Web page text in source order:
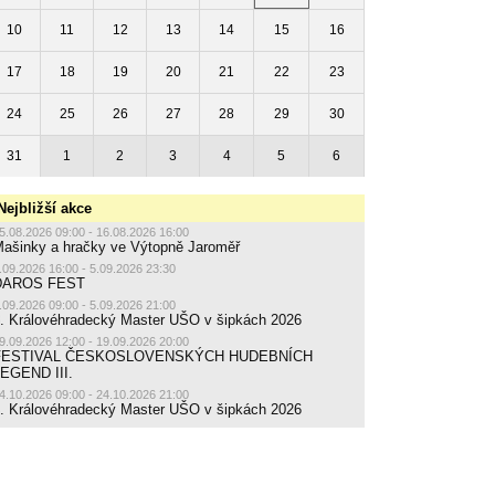
10 11 12 13 14 15 16
17 18 19 20 21 22 23
24 25 26 27 28 29 30
31 1 2 3 4 5 6
Nejbližší akce
09:00 - 16.08.2026 16:00
a hračky ve Výtopně Jaroměř
16:00 - 5.09.2026 23:30
FEST
09:00 - 5.09.2026 21:00
Královéhradecký Master UŠO v šipkách 2026
12:00 - 19.09.2026 20:00
ČESKOSLOVENSKÝCH HUDEBNÍCH
III.
09:00 - 24.10.2026 21:00
Královéhradecký Master UŠO v šipkách 2026